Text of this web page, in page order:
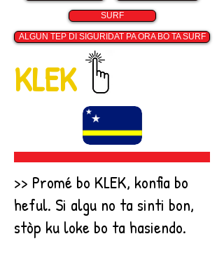
SURF
ALGUN TEP DI SIGURIDAT PA ORA BO TA SURF
KLEK
>> Promé bo KLEK, konfia bo
heful. Si algu no ta sinti bon,
stòp ku loke bo ta hasiendo.